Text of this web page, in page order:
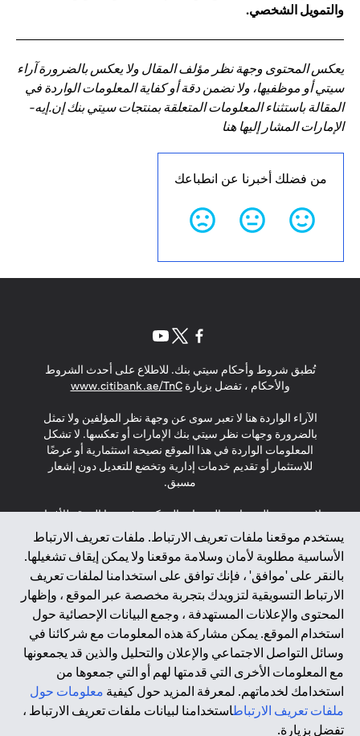
والتمويل الشخصي.
يعكس المحتوى وجهة نظر مؤلف المقال ولا يعكس بالضرورة آراء
سيتي أو موظفيها، ولا نضمن دقة أو كفاية المعلومات الواردة في
المقالة باستثناء المعلومات المتعلقة بمنتجات سيتي بنك إن.إيه-
الإمارات المشار إليها هنا
من فضلك أخبرنا عن انطباعك
يستخدم موقعنا ملفات تعريف الارتباط. ملفات تعريف الارتباط
الأساسية مطلوبة لأمان وسلامة موقعنا ولا يمكن إيقاف تشغيلها.
بالنقر على 'موافق' ، فإنك توافق على استخدامنا لملفات تعريف
الارتباط التسويقية لتزويدك بتجربة مخصصة عبر الموقع ، وإظهار
المحتوى والإعلانات المستهدفة ، وجمع البيانات الإحصائية حول
استخدام الموقع. يمكن مشاركة هذه المعلومات مع شركائنا في
وسائل التواصل الاجتماعي والإعلان والتحليل والذين قد يجمعونها
مع المعلومات الأخرى التي قدمتها لهم أو التي جمعوها من
استخدامك لخدماتهم. لمعرفة المزيد حول كيفية معلومات حول
ملفات تعريف الارتباطاستخدامنا لبيانات ملفات تعريف الارتباط ،
تفضل بزيارة.
تُطبق شروط وأحكام سيتي بنك. للاطلاع على أحدث الشروط
والأحكام ، تفضل بزيارةwww.citibank.ae/TnC
(opens in a new tab)
الآراء الواردة هنا لا تعبر سوى عن وجهة نظر المؤلفين ولا تمثل
بالضرورة وجهات نظر سيتي بنك الإمارات أو تعكسها. لا تشكل
المعلومات الواردة في هذا الموقع نصيحة استثمارية أو عرضًا
للاستثمار أو تقديم خدمات إدارية وتخضع للتعديل دون إشعار
مسبق.
لا يتم تقديم المنتجات والخدمات المذكورة في هذا الموقع للأفراد
المقيمين في الاتحاد الأوروبي أو المنطقة الاقتصادية الأوروبية أو
سويسرا أو غيرنسي أو جيرسي أو موناكو أو سان مارينو أو
الفاتيكان أو جزيرة مان أو المملكة المتحدة أو خصوصية البيانات
(لائحة حماية البيانات العامة \ قانون حماية البيانات الشخصية
العامة \ قانون خصوصية نيوزيلندا). المحتوى الموجود في هذه
الصفحة ليس ولا ينبغي تفسيره على أنه عرض أو دعوة أو دعوة
لشراء أو بيع أي من المنتجات والخدمات المذكورة هنا لمثل هؤلاء
الأفراد.
*GDPR – اللائحة العامة لحماية البيانات؛ * LGPD – Lei Geral de
Proteção de Dados Pessoais ; *NZPA – قانون الخصوصية
النيوزيلندي